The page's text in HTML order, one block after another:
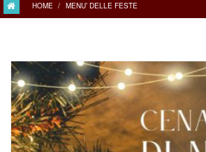
HOME MENU’ DELLE FESTE